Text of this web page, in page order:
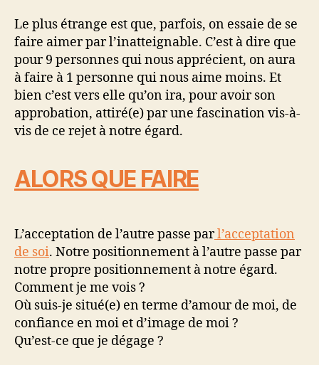
Le plus étrange est que, parfois, on essaie de se
faire aimer par l’inatteignable. C’est à dire que
pour 9 personnes qui nous apprécient, on aura
à faire à 1 personne qui nous aime moins. Et
bien c’est vers elle qu’on ira, pour avoir son
approbation, attiré(e) par une fascination vis-à-
vis de ce rejet à notre égard.
ALORS QUE FAIRE
L’acceptation de l’autre passe parl’acceptation
de soi. Notre positionnement à l’autre passe par
notre propre positionnement à notre égard.
Comment je me vois ?
Où suis-je situé(e) en terme d’amour de moi, de
confiance en moi et d’image de moi ?
Qu’est-ce que je dégage ?